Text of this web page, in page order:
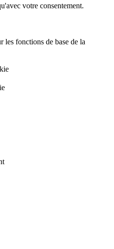
les fonctions de base de la